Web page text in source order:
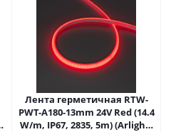
Лента герметичная RTW-
PWT-A180-13mm 24V Red (14.4
W/m, IP67, 2835, 5m) (Arlight,